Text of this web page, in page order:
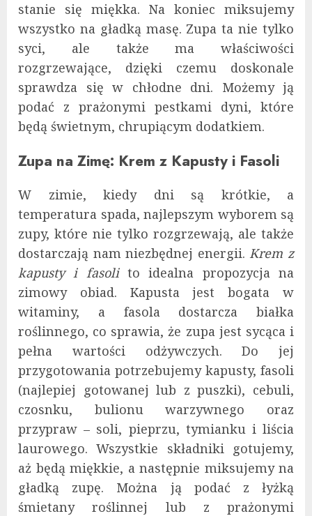
stanie się miękka. Na koniec miksujemy
wszystko na gładką masę. Zupa ta nie tylko
syci, ale także ma właściwości
rozgrzewające, dzięki czemu doskonale
sprawdza się w chłodne dni. Możemy ją
podać z prażonymi pestkami dyni, które
będą świetnym, chrupiącym dodatkiem.
Zupa na Zimę: Krem z Kapusty i Fasoli
W zimie, kiedy dni są krótkie, a
temperatura spada, najlepszym wyborem są
zupy, które nie tylko rozgrzewają, ale także
dostarczają nam niezbędnej energii. Krem z
kapusty i fasolito idealna propozycja na
zimowy obiad. Kapusta jest bogata w
witaminy, a fasola dostarcza białka
roślinnego, co sprawia, że zupa jest sycąca i
pełna wartości odżywczych. Do jej
przygotowania potrzebujemy kapusty, fasoli
(najlepiej gotowanej lub z puszki), cebuli,
czosnku, bulionu warzywnego oraz
przypraw – soli, pieprzu, tymianku i liścia
laurowego. Wszystkie składniki gotujemy,
aż będą miękkie, a następnie miksujemy na
gładką zupę. Można ją podać z łyżką
śmietany roślinnej lub z prażonymi